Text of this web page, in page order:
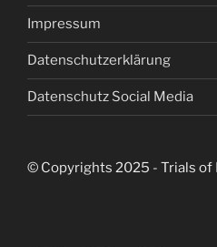
Impressum
Datenschutzerklärung
Datenschutz Social Media
© Copyrights 2025 - Trials of